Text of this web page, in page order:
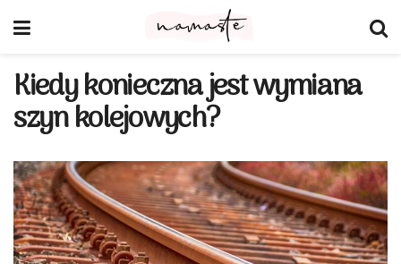
Kiedy konieczna jest wymiana
szyn kolejowych?